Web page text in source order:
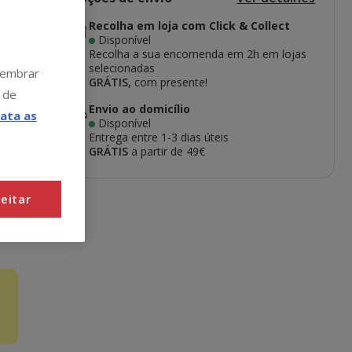
Recolha em loja com Click & Collect
Disponível
Recolha a sua encomenda em 2h em lojas
selecionadas
GRÁTIS, com presente!
Envio ao domicílio
Disponível
Entrega entre 1-3 dias úteis
GRÁTIS a partir de 49€
as